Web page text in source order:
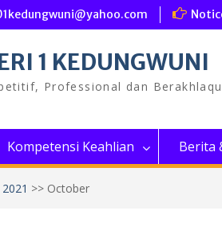
1 KEDUNGWUNI
Professional dan
Kompetensi Keahlian Berita
2021 >> October